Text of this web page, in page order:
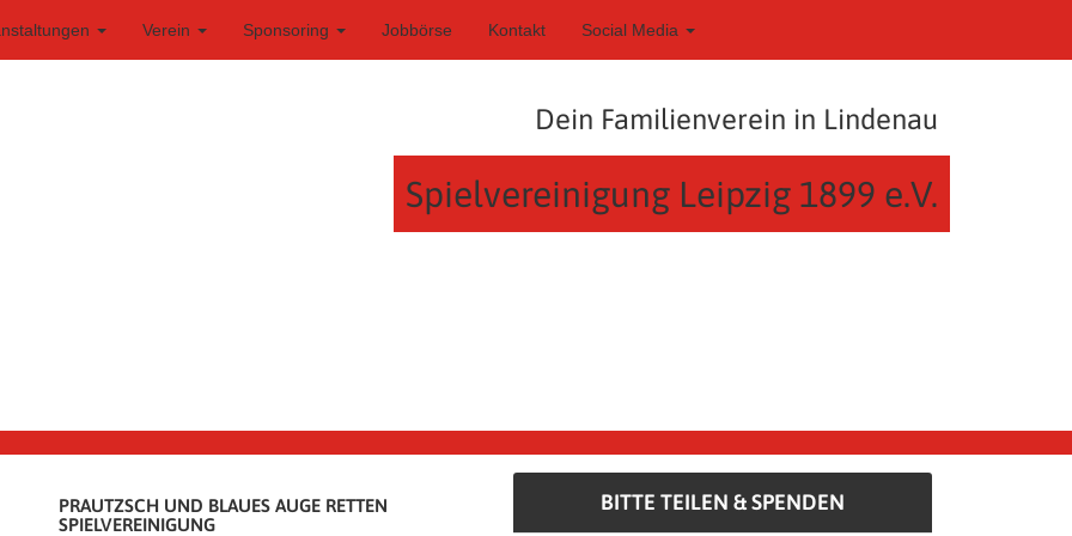
Verein Sponsoring Jobbörse Kontakt Social Media
Dein Familienverein in Lindenau
Spielvereinigung Leipzig 1899 e.V.
PRAUTZSCH UND BLAUES AUGE RETTEN
SPIELVEREINIGUNG
BITTE TEILEN & SPENDEN